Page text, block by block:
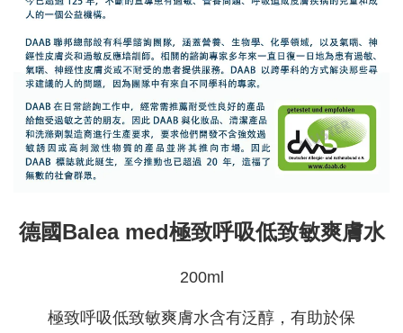
德國Balea med極致呼吸低致敏爽膚水
200ml
極致呼吸低致敏爽膚水含有泛醇，有助於保